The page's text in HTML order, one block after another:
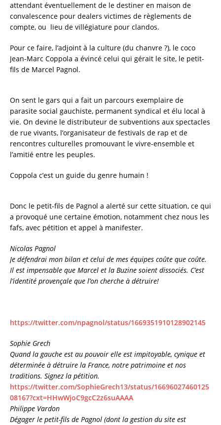
attendant éventuellement de le destiner en maison de
convalescence pour dealers victimes de règlements de
compte, ou lieu de villégiature pour clandos.
Pour ce faire, l’adjoint à la culture (du chanvre ?), le coco
Jean-Marc Coppola a évincé celui qui gérait le site, le petit-
fils de Marcel Pagnol.
On sent le gars qui a fait un parcours exemplaire de
parasite social gauchiste, permanent syndical et élu local à
vie. On devine le distributeur de subventions aux spectacles
de rue vivants, l’organisateur de festivals de rap et de
rencontres culturelles promouvant le vivre-ensemble et
l’amitié entre les peuples.
Coppola c’est un guide du genre humain !
Donc le petit-fils de Pagnol a alerté sur cette situation, ce qui
a provoqué une certaine émotion, notamment chez nous les
fafs, avec pétition et appel à manifester.
Nicolas Pagnol
Je défendrai mon bilan et celui de mes équipes coûte que coûte.
Il est impensable que Marcel et la Buzine soient dissociés. C’est
l’identité provençale que l’on cherche à détruire!
https://twitter.com/npagnol/status/1669351910128902145
Sophie Grech
Quand la gauche est au pouvoir elle est impitoyable, cynique et
déterminée à détruire la France, notre patrimoine et nos
traditions. Signez la pétition.
https://twitter.com/SophieGrech13/status/16696027460125
08167?cxt=HHwWjoC9gcC2z6suAAAA
Philippe Vardon
Dégager le petit-fils de Pagnol (dont la gestion du site est